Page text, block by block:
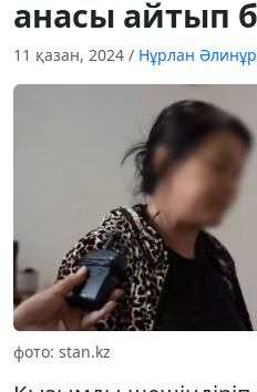
анасы айтып
11 қазан, 2024 / Нұрлан Әлинұр
фото: stan.kz